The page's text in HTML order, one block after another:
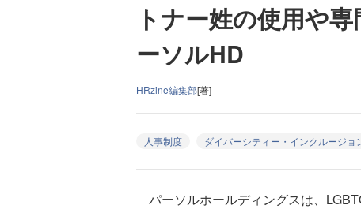
トナー姓の使用や
ーソルHD
HRzine編集部[著]
人事制度 ダイバーシティー・インクルージョ
パーソルホールディングスは、